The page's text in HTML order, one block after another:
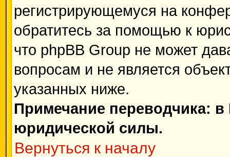
регистрирующемуся на
обратитесь за помощью к
что phpBB Group не может
вопросам и не является
указанных ниже.
Примечание переводчика:
юридической силы.
Вернуться к началу